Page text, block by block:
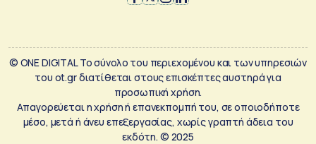
© ONE DIGITAL Το σύνολο του περιεχομένου και των υπηρεσιών
του ot.gr διατίθεται στους επισκέπτες αυστηρά για
προσωπική χρήση.
Απαγορεύεται η χρήση ή επανεκπομπή του, σε οποιοδήποτε
μέσο, μετά ή άνευ επεξεργασίας, χωρίς γραπτή άδεια του
εκδότη. © 2025